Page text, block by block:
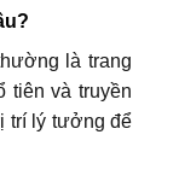
là trang
tiên và truyền
trí lý tưởng để